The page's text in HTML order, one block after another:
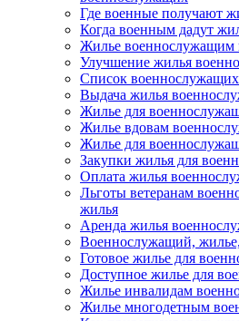
Где военные получают
Когда военным дадут
Жилье военнослужащим
Улучшение жилья
Список
Выдача жилья
Жилье для
Жилье вдовам
Жилье для
Закупки жилья для
Оплата жилья
Льготы ветеранам
жилья
Аренда жилья
Военнослужащий,
Готовое жилье для
Доступное жилье для
Жилье инвалидам
Жилье многодетным